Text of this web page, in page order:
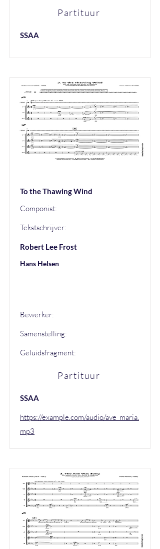
Partituur
SSAA
To the Thawing Wind
Componist:
Tekstschrijver:
Robert Lee Frost
Hans Helsen
Bewerker:
Samenstelling:
Geluidsfragment:
Partituur
SSAA
https://example.com/audio/ave_maria.
mp3